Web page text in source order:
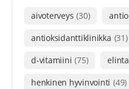
aivoterveys (30)
antioksidanttiklinikka (31)
d-vitamiini (75)
henkinen hyvinvointi (49)